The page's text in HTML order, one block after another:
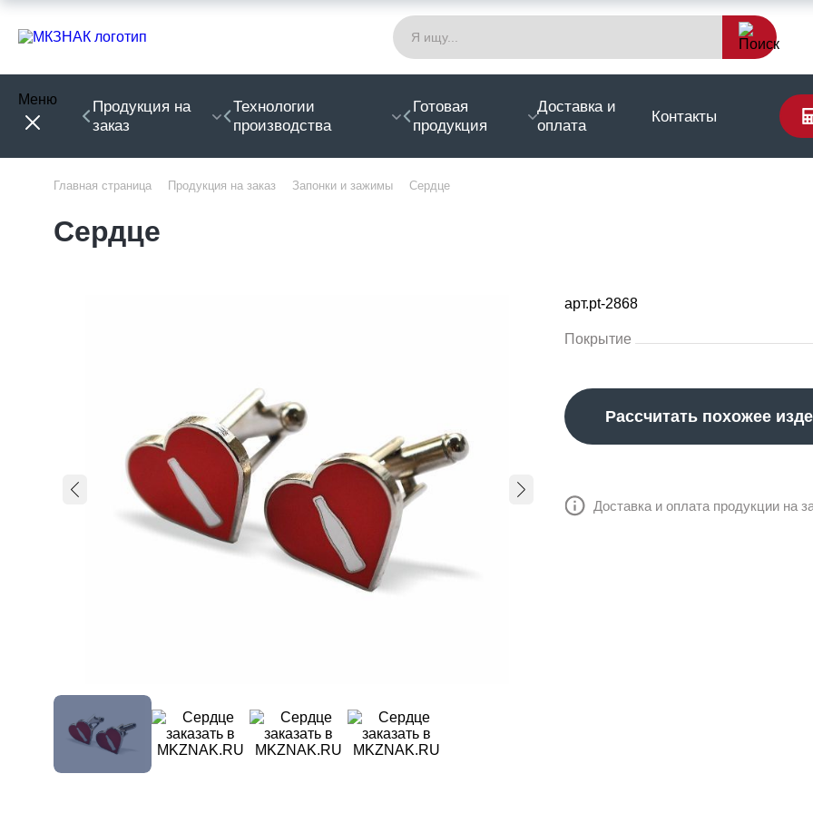
Меню
Продукция на
заказ
Технологии
производства
Готовая
продукция
Доставка и
оплата
Контакты
Главная страница Продукция на заказ Запонки и зажимы Сердце
Сердце
арт.pt-2868
Покрытие
Рассчитать похожее
Доставка и оплата продукции на